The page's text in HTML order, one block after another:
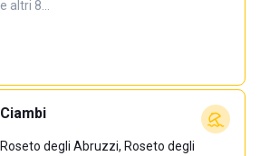
e altri 8…
Ciambi
Roseto degli Abruzzi, Roseto degli